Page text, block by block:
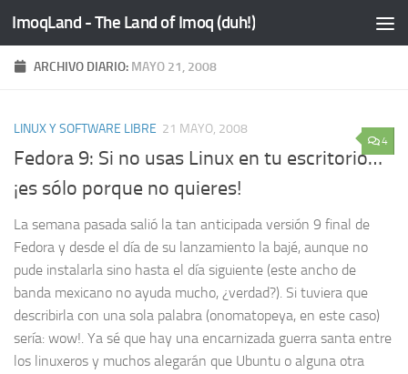
Saltar al contenido
ImoqLand - The Land of Imoq (duh!)
ARCHIVO DIARIO: MAYO 21, 2008
4
LINUX Y SOFTWARE LIBRE 21 MAYO, 2008
Fedora 9: Si no usas Linux en tu escritorio…
¡es sólo porque no quieres!
La semana pasada salió la tan anticipada versión 9 final de
Fedora y desde el día de su lanzamiento la bajé, aunque no
pude instalarla sino hasta el día siguiente (este ancho de
banda mexicano no ayuda mucho, ¿verdad?). Si tuviera que
describirla con una sola palabra (onomatopeya, en este caso)
sería: wow!. Ya sé que hay una encarnizada guerra santa entre
los linuxeros y muchos alegarán que Ubuntu o alguna otra